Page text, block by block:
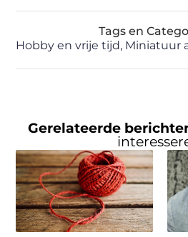
Tags en
Hobby en vrije tijd, Miniatuur
Gerelateerde